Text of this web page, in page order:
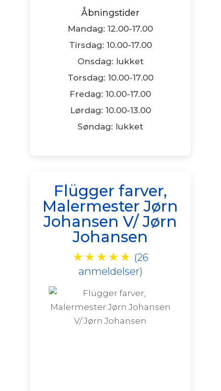
Åbningstider
Mandag: 12.00-17.00
Tirsdag: 10.00-17.00
Onsdag: lukket
Torsdag: 10.00-17.00
Fredag: 10.00-17.00
Lørdag: 10.00-13.00
Søndag: lukket
Flügger farver,
Malermester Jørn
Johansen V/ Jørn
Johansen
★ ★ ★ ★ ★ (26
anmeldelser)